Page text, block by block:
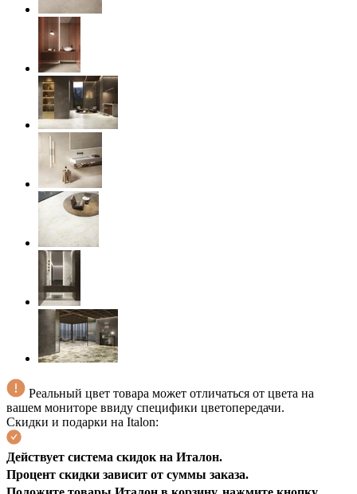
Реальный цвет товара может отличаться от цвета на
вашем мониторе ввиду специфики цветопередачи.
Скидки и подарки на Italon:
Действует система скидок на Италон.
Процент скидки зависит от суммы заказа.